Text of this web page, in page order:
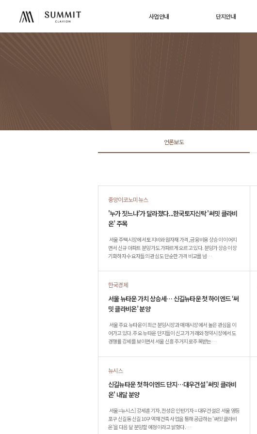
사업안내 단지안내
언론보도
중앙이코노미뉴스
'누가 짓느냐'가 달라졌다...한국토지신탁 '써밋 클라비
온’ 주목
서울 주택시장에서 토지비와 원자재 가격, 금융비용 상승이 이어지
면서 신규 아파트 분양가도 가파르게 오르고 있다. 분양가 상승이 장
기화하자 수요자들의 관심도 단순한 가격 비교를 넘…
한국경제
서울 뉴타운 가치 상승세… 신길뉴타운 첫 하이엔드 ‘써
밋 클라비온’ 분양
서울 주요 뉴타운이 최근 분양시장과 매매시장에서 높은 관심을 이
어가고 있다. 주요 뉴타운 단지들이 신고가 거래와 청약시장에서도
경쟁률 강세를 보이면서 서울 신흥 주거지로 주목받는…
뉴시스
신길뉴타운 첫 하이엔드 단지…대우건설 '써밋 클라비
온' 내달 분양
서울=뉴시스] 강세훈 기자, 전성은 인턴기자 = 대우건설은 서울 영등
포구 신길동 신길10구역 재건축 사업을 통해 공급하는 '써밋 클라비
온'을 다음 달 분양할 예정이라고 밝혔다. …